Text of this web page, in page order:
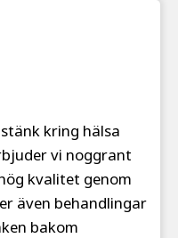
kring hälsa
vi noggrant
kvalitet genom
även behandlingar
bakom